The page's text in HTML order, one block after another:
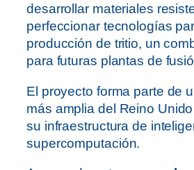
desarrollar materiales
perfeccionar tecnologías
producción de tritio, un
para futuras plantas de
El proyecto forma parte de
más amplia del Reino
su infraestructura de
supercomputación.